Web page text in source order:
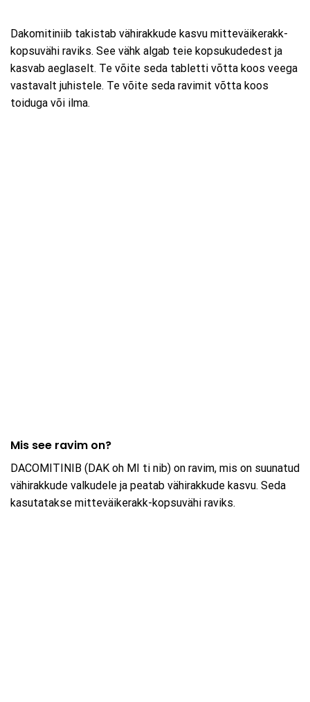
Dakomitiniib takistab vähirakkude kasvu mitteväikerakk-
kopsuvähi raviks. See vähk algab teie kopsukudedest ja
kasvab aeglaselt. Te võite seda tabletti võtta koos veega
vastavalt juhistele. Te võite seda ravimit võtta koos
toiduga või ilma.
Mis see ravim on?
DACOMITINIB (DAK oh MI ti nib) on ravim, mis on suunatud
vähirakkude valkudele ja peatab vähirakkude kasvu. Seda
kasutatakse mitteväikerakk-kopsuvähi raviks.